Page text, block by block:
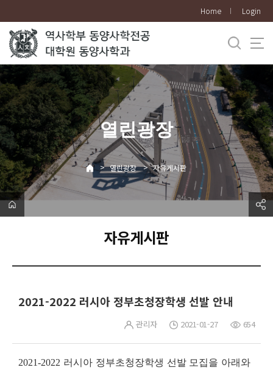
로
메
뉴
Home Login
열린광장
> 열린광장 > 자유게시판
자유게시판
2021-2022 러시아 정부초청장학생 선발 안내
관리자 2021-01-27 654
2021-2022 러시아 정부초청장학생 선발 모집을 아래와